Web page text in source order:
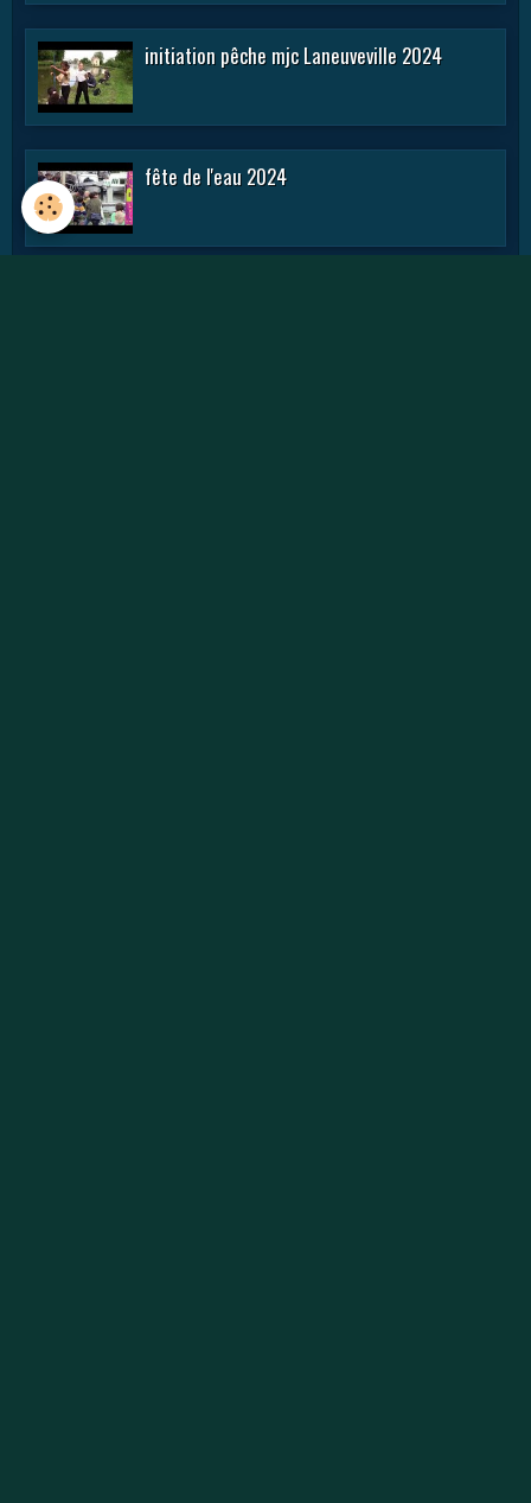
initiation pêche mjc Laneuveville 2024
fête de l'eau 2024